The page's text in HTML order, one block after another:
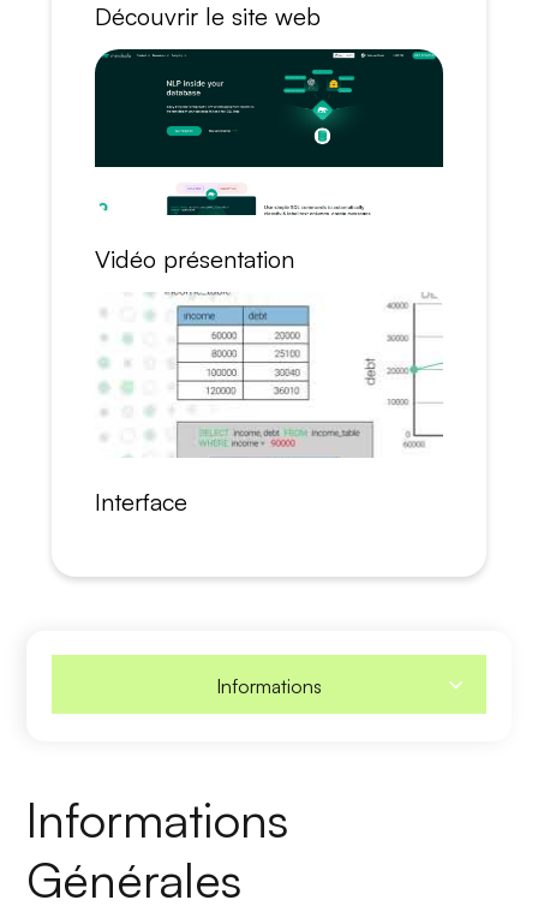
Découvrir le site web
Vidéo présentation
Interface
Informations
Informations
Générales